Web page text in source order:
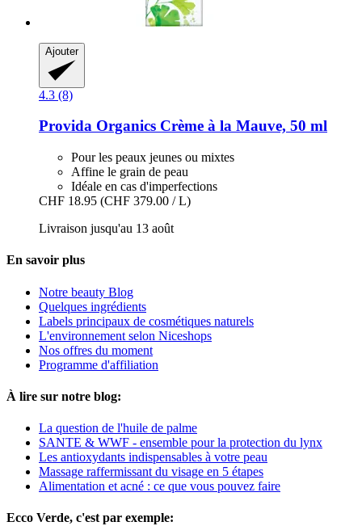
Ajouter
4.3 (8)
Provida Organics Crème à la Mauve, 50 ml
Pour les peaux jeunes ou mixtes
Affine le grain de peau
Idéale en cas d'imperfections
CHF 18.95 (CHF 379.00 / L)
Livraison jusqu'au 13 août
En savoir plus
Notre beauty Blog
Quelques ingrédients
Labels principaux de cosmétiques naturels
L'environnement selon Niceshops
Nos offres du moment
Programme d'affiliation
À lire sur notre blog:
La question de l'huile de palme
SANTE & WWF - ensemble pour la protection du lynx
Les antioxydants indispensables à votre peau
Massage raffermissant du visage en 5 étapes
Alimentation et acné : ce que vous pouvez faire
Ecco Verde, c'est par exemple: